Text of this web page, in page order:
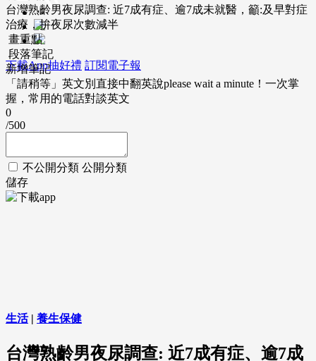
下載App抽好禮 訂閱電子報
台灣熟齡男夜尿調查: 近7成有症、逾7成未就醫，籲:及早對症
治療，拚夜尿次數減半
畫重點
段落筆記
新增筆記
「請稍等」英文別直接中翻英說please wait a minute！一次掌
握，常用的電話對談英文
0
/500
不公開分類 公開分類
儲存
生活| 養生保健
台灣熟齡男夜尿調查: 近7成有症、逾7成